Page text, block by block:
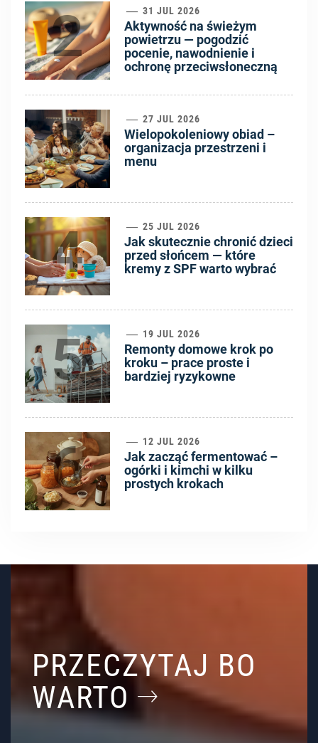
2 31 JUL 2026
Aktywność na świeżym
powietrzu — pogodzić
pocenie, nawodnienie i
ochronę przeciwsłoneczną
3 27 JUL 2026
Wielopokoleniowy obiad –
organizacja przestrzeni i
menu
4 25 JUL 2026
Jak skutecznie chronić dzieci
przed słońcem — które
kremy z SPF warto wybrać
5 19 JUL 2026
Remonty domowe krok po
kroku – prace proste i
bardziej ryzykowne
6 12 JUL 2026
Jak zacząć fermentować –
ogórki i kimchi w kilku
prostych krokach
PRZECZYTAJ BO
WARTO